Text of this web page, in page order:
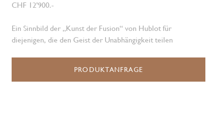
CHF 12'900.-
Ein Sinnbild der „Kunst der Fusion“ von Hublot für
diejenigen, die den Geist der Unabhängigkeit teilen
PRODUKTANFRAGE